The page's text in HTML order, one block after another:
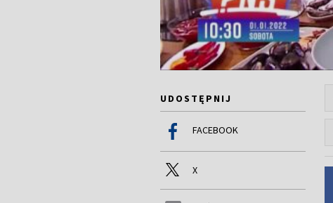
UDOSTĘPNIJ
FACEBOOK
X